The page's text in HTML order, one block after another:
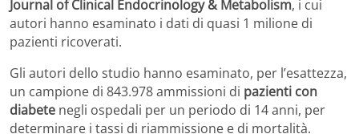
Journal of Clinical Endocrinology & Metabolism, i cui
autori hanno esaminato i dati di quasi 1 milione di
pazienti ricoverati.
Gli autori dello studio hanno esaminato, per l’esattezza,
un campione di 843.978 ammissioni di pazienti con
diabete negli ospedali per un periodo di 14 anni, per
determinare i tassi di riammissione e di mortalità.